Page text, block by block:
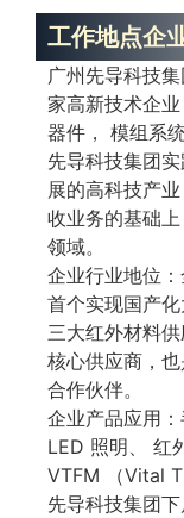
工作地点企
广州先导科技
家高新技术企
器件， 模组系
先导科技集团
展的高科技产
收业务的基础
领域。
企业行业地位
首个实现国产
三大红外材料
核心供应商，
合作伙伴。
企业产品应用
LED 照明、 红
VTFM （Vital
先导科技集团